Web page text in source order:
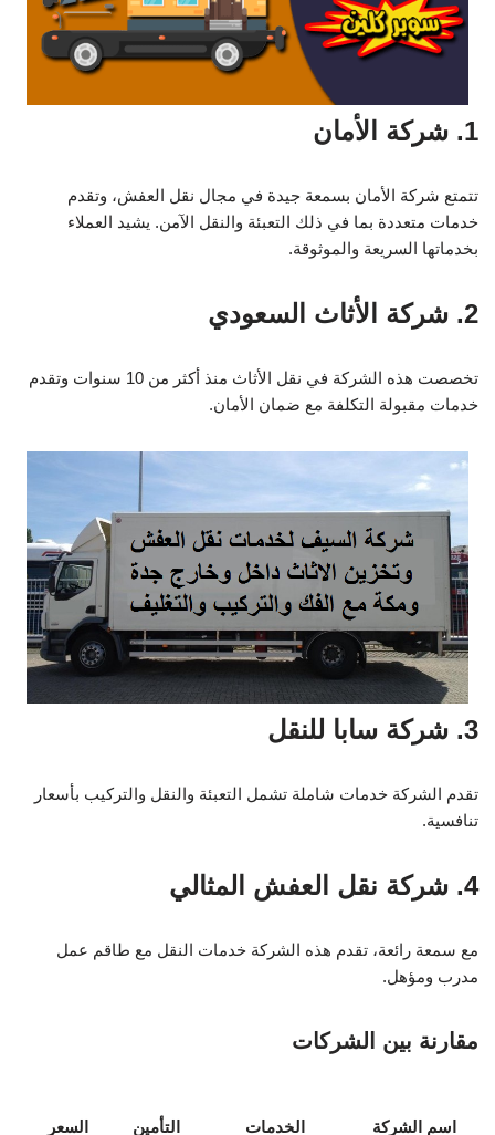
1. شركة الأمان
تتمتع شركة الأمان بسمعة جيدة في مجال نقل العفش، وتقدم
خدمات متعددة بما في ذلك التعبئة والنقل الآمن. يشيد العملاء
بخدماتها السريعة والموثوقة.
2. شركة الأثاث السعودي
تخصصت هذه الشركة في نقل الأثاث منذ أكثر من 10 سنوات وتقدم
خدمات مقبولة التكلفة مع ضمان الأمان.
3. شركة سابا للنقل
تقدم الشركة خدمات شاملة تشمل التعبئة والنقل والتركيب بأسعار
تنافسية.
4. شركة نقل العفش المثالي
مع سمعة رائعة، تقدم هذه الشركة خدمات النقل مع طاقم عمل
مدرب ومؤهل.
مقارنة بين الشركات
اسم الشركة الخدمات التأمين السعر